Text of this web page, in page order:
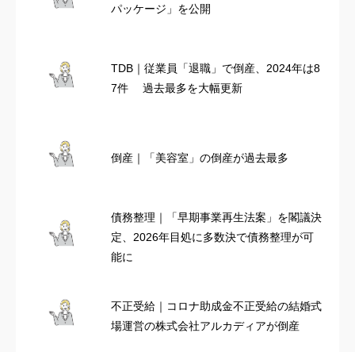
パッケージ」を公開
TDB｜従業員「退職」で倒産、2024年は8
7件 過去最多を大幅更新
倒産｜「美容室」の倒産が過去最多
債務整理｜「早期事業再生法案」を閣議決
定、2026年目処に多数決で債務整理が可
能に
不正受給｜コロナ助成金不正受給の結婚式
場運営の株式会社アルカディアが倒産